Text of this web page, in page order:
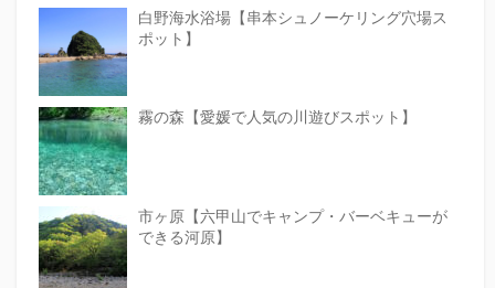
白野海水浴場【串本シュノーケリング穴場ス
ポット】
霧の森【愛媛で人気の川遊びスポット】
市ヶ原【六甲山でキャンプ・バーベキューが
できる河原】